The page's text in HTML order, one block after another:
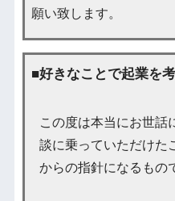
願い致します。
■好きなことで起業を
この度は本当にお世話
談に乗っていただけた
からの指針になるもの